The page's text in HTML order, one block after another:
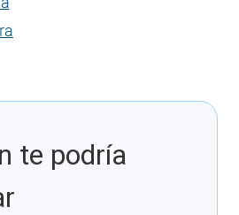
te podría